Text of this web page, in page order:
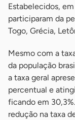
Estabelecidos,
participaram da
Togo, Grécia,
Mesmo com a
da população
a taxa geral
percentual e
ficando em
redução na taxa